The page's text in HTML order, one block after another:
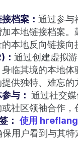
档案： 通过参与
本地链接档案
本地反向链接向
： 通过创建虚拟
临其境的本地
供独特、难忘的
与： 通过社交
社区领袖合作，
： 使用
用户看到与其特